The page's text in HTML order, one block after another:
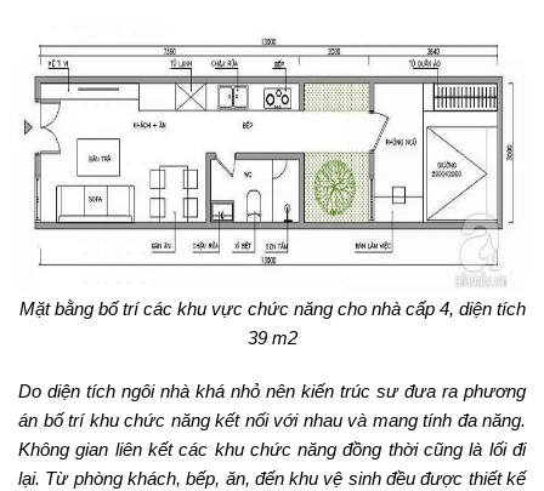
Mặt bằng bố trí các khu vực chức năng cho nhà cấp 4, diện tích
39 m2
Do diện tích ngôi nhà khá nhỏ nên kiến trúc sư đưa ra phương
án bố trí khu chức năng kết nối với nhau và mang tính đa năng.
Không gian liên kết các khu chức năng đồng thời cũng là lối đi
lại. Từ phòng khách, bếp, ăn, đến khu vệ sinh đều được thiết kế